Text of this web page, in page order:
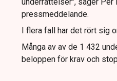
pressmeddelande.
I flera fall har det rört sig
Många av av de 1 432
beloppen för krav och